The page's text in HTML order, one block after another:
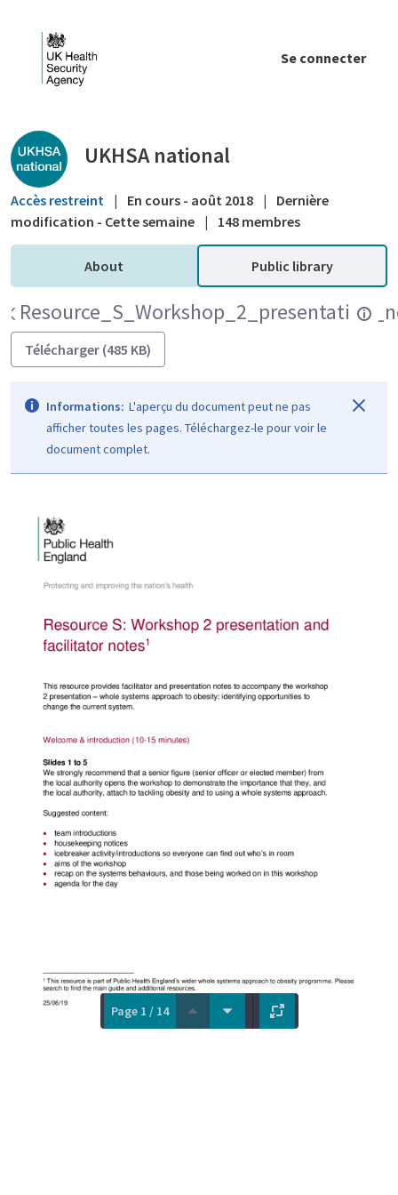
Se connecter
Public library - UKHSA national
UKHSA national
Accès restreint | En cours - août 2018 |
Dernière
modification - Cette semaine | 148 membres
About Public library
Télécharger (485 KB)
Informations: L'aperçu du document peut ne pas
afficher toutes les pages. Téléchargez-le pour voir le
document complet.
Page 1 / 14